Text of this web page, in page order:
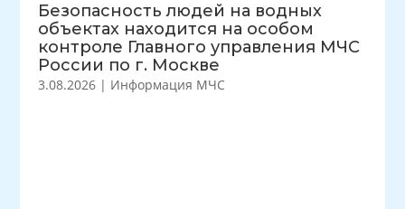
Безопасность людей на водных
объектах находится на особом
контроле Главного управления МЧС
России по г. Москве
3.08.2026 | Информация МЧС